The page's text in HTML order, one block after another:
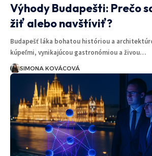
Výhody Budapešti: Prečo
žiť alebo navštíviť?
Budapešť láka bohatou históriou a
kúpeľmi, vynikajúcou gastronómiou a živou…
SIMONA KOVÁCOVÁ